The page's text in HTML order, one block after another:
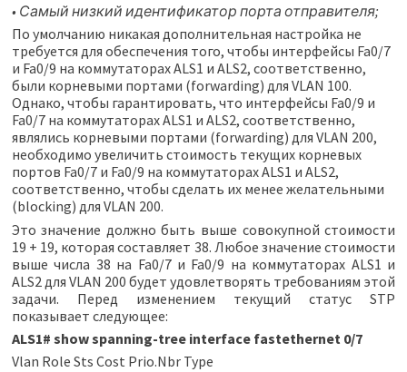
• Самый низкий идентификатор порта отправителя;
По умолчанию никакая дополнительная настройка не
требуется для обеспечения того, чтобы интерфейсы Fa0/7
и Fa0/9 на коммутаторах ALS1 и ALS2, соответственно,
были корневыми портами (forwarding) для VLAN 100.
Однако, чтобы гарантировать, что интерфейсы Fa0/9 и
Fa0/7 на коммутаторах ALS1 и ALS2, соответственно,
являлись корневыми портами (forwarding) для VLAN 200,
необходимо увеличить стоимость текущих корневых
портов Fa0/7 и Fa0/9 на коммутаторах ALS1 и ALS2,
соответственно, чтобы сделать их менее желательными
(blocking) для VLAN 200.
Это значение должно быть выше совокупной стоимости
19 + 19, которая составляет 38. Любое значение стоимости
выше числа 38 на Fa0/7 и Fa0/9 на коммутаторах ALS1 и
ALS2 для VLAN 200 будет удовлетворять требованиям этой
задачи. Перед изменением текущий статус STP
показывает следующее:
ALS1# show spanning-tree interface fastethernet 0/7
Vlan Role Sts Cost Prio.Nbr Type